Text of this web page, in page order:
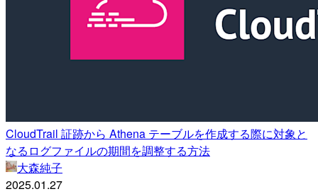
CloudTrail 証跡から Athena テーブルを作成する際に対象と
なるログファイルの期間を調整する方法
大森純子
2025.01.27